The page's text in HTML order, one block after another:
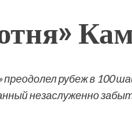
рубеж в 100
незаслуженно